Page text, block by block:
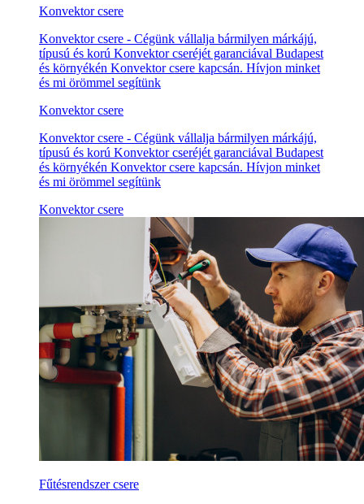
Konvektor csere
Konvektor csere - Cégünk vállalja bármilyen márkájú,
típusú és korú Konvektor cseréjét garanciával Budapest
és környékén Konvektor csere kapcsán. Hívjon minket
és mi örömmel segítünk
Konvektor csere
Konvektor csere - Cégünk vállalja bármilyen márkájú,
típusú és korú Konvektor cseréjét garanciával Budapest
és környékén Konvektor csere kapcsán. Hívjon minket
és mi örömmel segítünk
Konvektor csere
Fűtésrendszer csere